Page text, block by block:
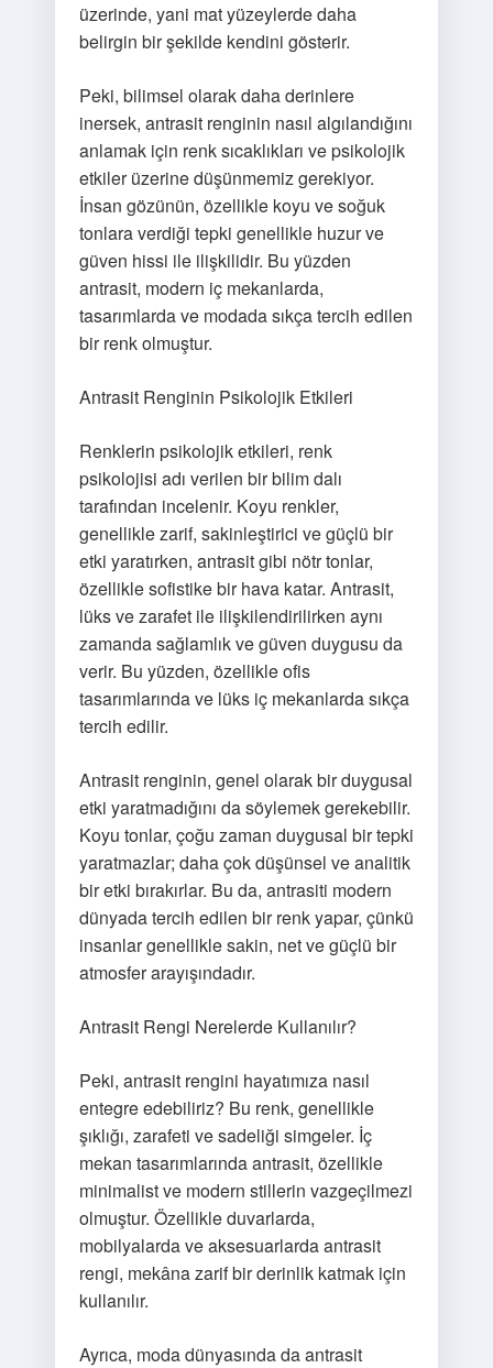
üzerinde, yani mat yüzeylerde daha
belirgin bir şekilde kendini gösterir.
Peki, bilimsel olarak daha derinlere
inersek, antrasit renginin nasıl algılandığını
anlamak için renk sıcaklıkları ve psikolojik
etkiler üzerine düşünmemiz gerekiyor.
İnsan gözünün, özellikle koyu ve soğuk
tonlara verdiği tepki genellikle huzur ve
güven hissi ile ilişkilidir. Bu yüzden
antrasit, modern iç mekanlarda,
tasarımlarda ve modada sıkça tercih edilen
bir renk olmuştur.
Antrasit Renginin Psikolojik Etkileri
Renklerin psikolojik etkileri, renk
psikolojisi adı verilen bir bilim dalı
tarafından incelenir. Koyu renkler,
genellikle zarif, sakinleştirici ve güçlü bir
etki yaratırken, antrasit gibi nötr tonlar,
özellikle sofistike bir hava katar. Antrasit,
lüks ve zarafet ile ilişkilendirilirken aynı
zamanda sağlamlık ve güven duygusu da
verir. Bu yüzden, özellikle ofis
tasarımlarında ve lüks iç mekanlarda sıkça
tercih edilir.
Antrasit renginin, genel olarak bir duygusal
etki yaratmadığını da söylemek gerekebilir.
Koyu tonlar, çoğu zaman duygusal bir tepki
yaratmazlar; daha çok düşünsel ve analitik
bir etki bırakırlar. Bu da, antrasiti modern
dünyada tercih edilen bir renk yapar, çünkü
insanlar genellikle sakin, net ve güçlü bir
atmosfer arayışındadır.
Antrasit Rengi Nerelerde Kullanılır?
Peki, antrasit rengini hayatımıza nasıl
entegre edebiliriz? Bu renk, genellikle
şıklığı, zarafeti ve sadeliği simgeler. İç
mekan tasarımlarında antrasit, özellikle
minimalist ve modern stillerin vazgeçilmezi
olmuştur. Özellikle duvarlarda,
mobilyalarda ve aksesuarlarda antrasit
rengi, mekâna zarif bir derinlik katmak için
kullanılır.
Ayrıca, moda dünyasında da antrasit